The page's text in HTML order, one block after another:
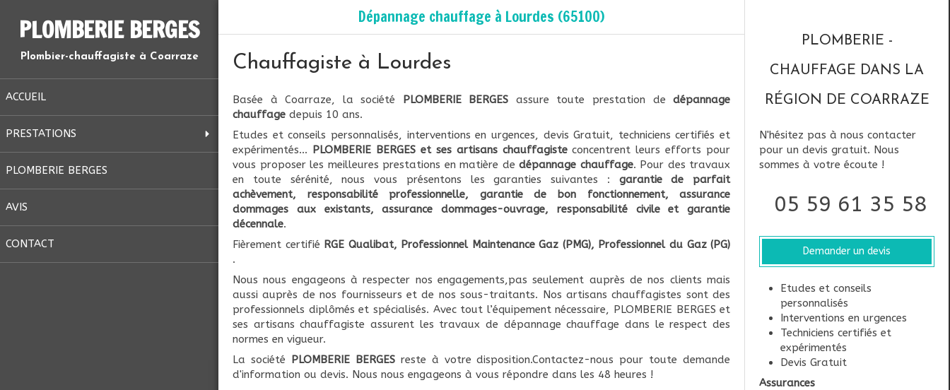
PLOMBERIE BERGES
Plombier-chauffagiste à Coarraze
ACCUEIL
PRESTATIONS
PLOMBERIE BERGES
AVIS
CONTACT
Dépannage chauffage à Lourdes (65100)
Chauffagiste à Lourdes
Basée à Coarraze, la société PLOMBERIE BERGES assure toute prestation dedépannage
chauffage depuis 10 ans.
Etudes et conseils personnalisés, interventions en urgences, devis Gratuit, techniciens certifiés et
expérimentés... PLOMBERIE BERGES et ses artisans chauffagisteconcentrent leurs efforts pour
vous proposer les meilleures prestations en matière dedépannage chauffage. Pour des travaux
en toute sérénité, nous vous présentons les garanties suivantes : garantie de parfait
achèvement, responsabilité professionnelle, garantie de bon fonctionnement, assurance
dommages aux existants, assurance dommages-ouvrage, responsabilité civile et garantie
décennale.
Fièrement certifié RGE Qualibat, Professionnel Maintenance Gaz (PMG), Professionnel du Gaz (PG)
.
Nous nous engageons à respecter nos engagements,pas seulement auprès de nos clients mais
aussi auprès de nos fournisseurs et de nos sous-traitants. Nos artisans chauffagistes sont des
professionnels diplômés et spécialisés. Avec tout l’équipement nécessaire, PLOMBERIE BERGES et
ses artisans chauffagiste assurent les travaux de dépannage chauffage dans le respect des
normes en vigueur.
La société PLOMBERIE BERGESreste à votre disposition.Contactez-nous pour toute demande
d'information ou devis. Nous nous engageons à vous répondre dans les 48 heures !
PLOMBERIE -
CHAUFFAGE DANS LA
RÉGION DE COARRAZE
N'hésitez pas à nous contacter
pour un devis gratuit. Nous
sommes à votre écoute !
05 59 61 35 58
Demander un devis
Etudes et conseils
personnalisés
Interventions en urgences
Techniciens certifiés et
expérimentés
Devis Gratuit
Assurances